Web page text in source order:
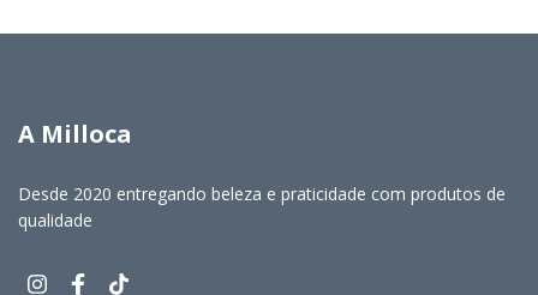
A Milloca
Desde 2020 entregando beleza e praticidade com produtos de
qualidade